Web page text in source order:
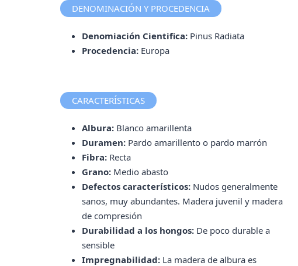
DENOMINACIÓN Y PROCEDENCIA
Denomiación Cientifica: Pinus Radiata
Procedencia: Europa
CARACTERÍSTICAS
Albura: Blanco amarillenta
Duramen: Pardo amarillento o pardo marrón
Fibra: Recta
Grano: Medio abasto
Defectos característicos: Nudos generalmente
sanos, muy abundantes. Madera juvenil y madera
de compresión
Durabilidad a los hongos: De poco durable a
sensible
Impregnabilidad: La madera de albura es